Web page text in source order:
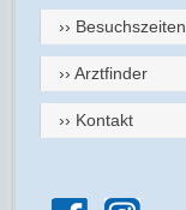
›› Besuchszeiten
›› Arztfinder
›› Kontakt